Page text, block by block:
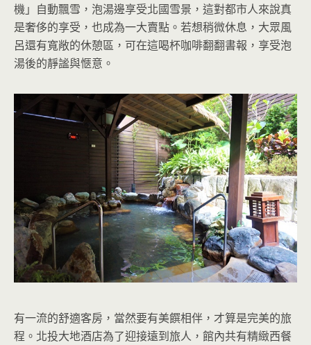
機」自動飄雪，泡湯邊享受北國雪景，這對都市人來說真
是奢侈的享受，也成為一大賣點。若想稍微休息，大眾風
呂還有寬敞的休憩區，可在這喝杯咖啡翻翻書報，享受泡
湯後的靜謐與愜意。
有一流的舒適客房，當然要有美饌相伴，才算是完美的旅
程。北投大地酒店為了迎接遠到旅人，館內共有精緻西餐